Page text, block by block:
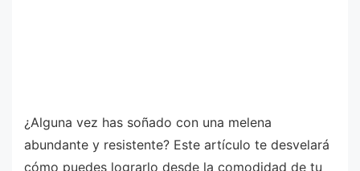
¿Alguna vez has soñado con una melena
abundante y resistente? Este artículo te desvelará
cómo puedes lograrlo desde la comodidad de tu